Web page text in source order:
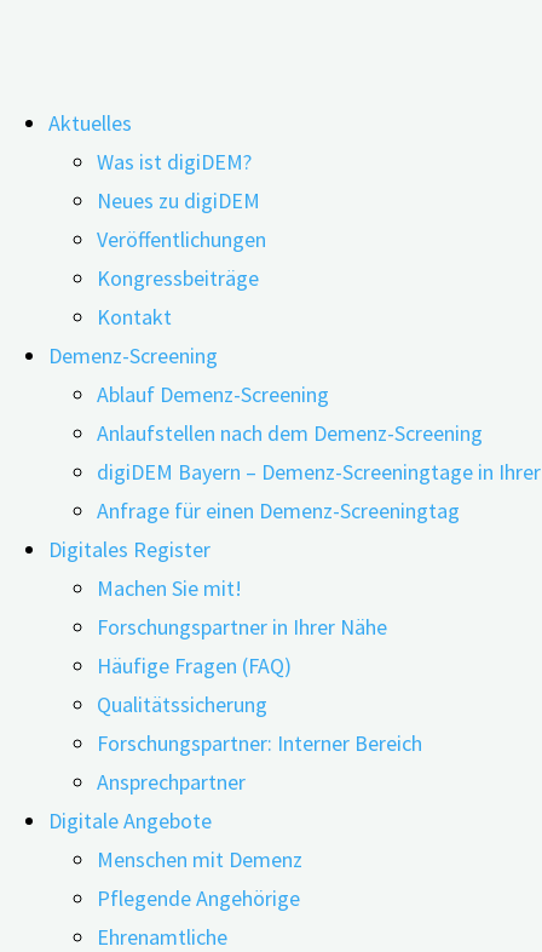
Inhalt
springen
Aktuelles
Was ist digiDEM?
Neues zu digiDEM
Veröffentlichungen
Kongressbeiträge
Kontakt
Demenz-Screening
Ablauf Demenz-Screening
Anlaufstellen nach dem Demenz-Screening
digiDEM Bayern – Demenz-Screeningtage in
Anfrage für einen Demenz-Screeningtag
Digitales Register
Machen Sie mit!
Forschungspartner in Ihrer Nähe
Häufige Fragen (FAQ)
Qualitätssicherung
Forschungspartner: Interner Bereich
Ansprechpartner
Digitale Angebote
Menschen mit Demenz
Pflegende Angehörige
Ehrenamtliche
Studie: Häusliche Pflege von
Angehörigen hat auch positive Seiten
Zugewinne durch die
häusliche Pflege. In: Kurier.at,
25.01.2023
Ähnliche
Presse
Pressemitteilungen
Über digiDEM Bayern
Bildmaterial & Logos
Pressespiegel
Pressekontakt
Newsletter
Friedrich-Alexander-
Universität Erlangen-
Nürnberg
Interdisziplinäres Zentrum
für HTA und Public Health
digiDEM Bayern
Schwabachanlage 6 |
91054 Erlangen
info@digidem-